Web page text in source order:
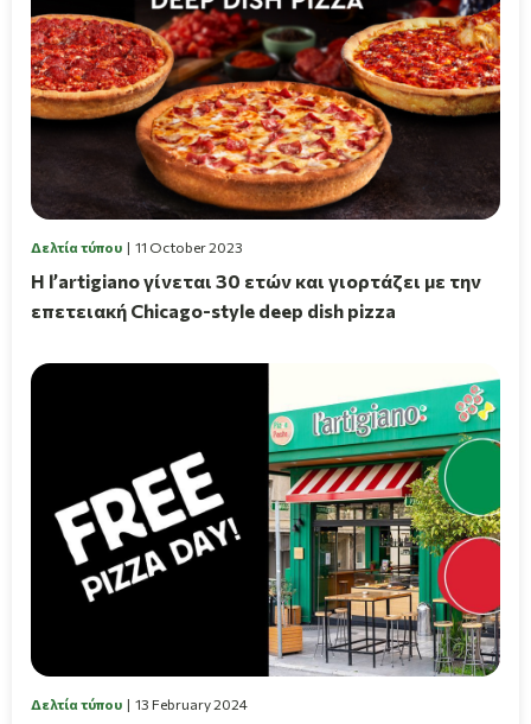
Δελτία τύπου 11 October 2023
Η l’artigiano γίνεται 30 ετών και γιορτάζει με την
επετειακή Chicago-style deep dish pizza
Δελτία τύπου 13 February 2024